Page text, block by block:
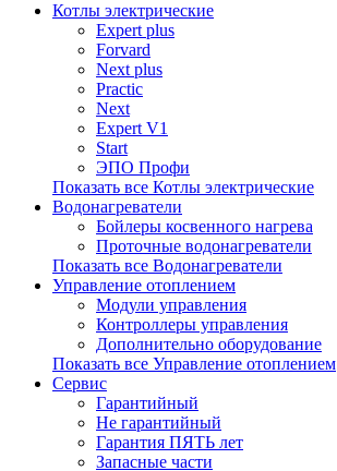
Котлы электрические
Expert plus
Forvard
Next plus
Practic
Next
Expert V1
Start
ЭПО Профи
Показать все Котлы электрические
Водонагреватели
Бойлеры косвенного нагрева
Проточные водонагреватели
Показать все Водонагреватели
Управление отоплением
Модули управления
Контроллеры управления
Дополнительно оборудование
Показать все Управление отоплением
Сервис
Гарантийный
Не гарантийный
Гарантия ПЯТЬ лет
Запасные части